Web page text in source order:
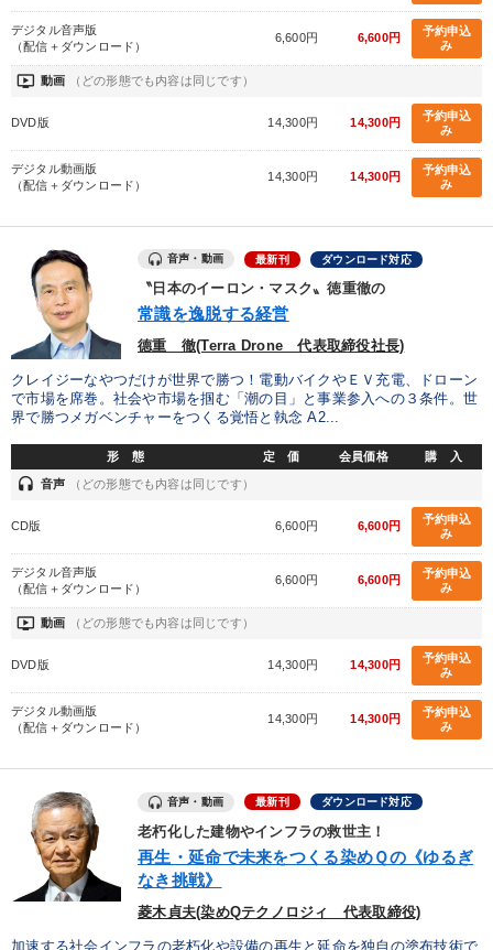
※「更新」を押すと「テーマ」「キーワード」を更新いただけます。
全国経営者セミナー収録物以外の経営教材（全761タイトル）からお探
しいただけます
《強い財務を実践する経営者》講話４選 147回春季大会
【2月】音声・映像 【1月】音声・映像
社員が自律的に動き出す組織づくり
売上直結の営業力や販売力を獲得する
会社のパフォーマンスを高める講話 組織・採用・スキル
経営リーダーの考え方と戦略を学ぶ
2026年夏季全国経営者セミナー収録講演ＣＤ・講演ＤＶＤ・デジ
タル版（音声／動画ストリーミング・ダウンロード）
目的別
財務・数字力の向上 組織を強化したい
財務・数字力の向上
キーワード
相続・事業承継 節税 推薦 営業力強化
デジタル音声版
（配信＋ダウンロード）
6,600円 6,600円
予約申込
み
ondemand_video 動画 （どの形態でも内容は同じです）
DVD版 14,300円 14,300円
予約申込
み
デジタル動画版
（配信＋ダウンロード）
14,300円 14,300円
予約申込
み
音声・動画 最新刊 ダウンロード対応
〝日本のイーロン・マスク〟徳重徹の
常識を逸脱する経営
德重 徹(Terra Drone 代表取締役社長)
クレイジーなやつだけが世界で勝つ！電動バイクやＥＶ充電、ドローン
で市場を席巻。社会や市場を掴む「潮の目」と事業参入への３条件。世
界で勝つメガベンチャーをつくる覚悟と執念 A2...
形 態 定 価 会員価格 購 入
headset 音声 （どの形態でも内容は同じです）
CD版 6,600円 6,600円
予約申込
み
デジタル音声版
（配信＋ダウンロード）
6,600円 6,600円
予約申込
み
ondemand_video 動画 （どの形態でも内容は同じです）
DVD版 14,300円 14,300円
予約申込
み
デジタル動画版
（配信＋ダウンロード）
14,300円 14,300円
予約申込
み
音声・動画 最新刊 ダウンロード対応
老朽化した建物やインフラの救世主！
再生・延命で未来をつくる染めＱの《ゆるぎ
なき挑戦》
菱木貞夫(染めQテクノロジィ 代表取締役)
加速する社会インフラの老朽化や設備の再生と延命を独自の塗布技術で